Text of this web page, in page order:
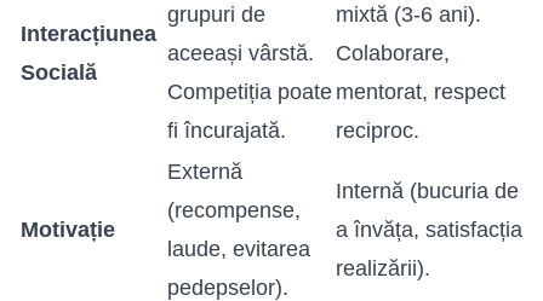
Interacțiunea
Socială
grupuri de
aceeași vârstă.
Competiția poate
fi încurajată.
mixtă (3-6 ani).
Colaborare,
mentorat, respect
reciproc.
Motivație
Externă
(recompense,
laude, evitarea
pedepselor).
Internă (bucuria de
a învăța, satisfacția
realizării).